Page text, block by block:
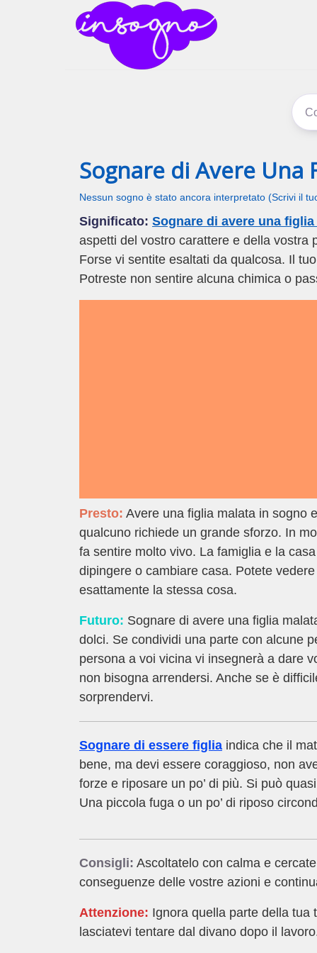
Sognare di Avere Una
Nessun sogno è stato ancora interpretato (Scrivi il
Significato: Sognare di avere una figlia
aspetti del vostro carattere e della vostra
Forse vi sentite esaltati da qualcosa. Il
Potreste non sentire alcuna chimica o
Presto: Avere una figlia malata in sogno
qualcuno richiede un grande sforzo. In
fa sentire molto vivo. La famiglia e la
dipingere o cambiare casa. Potete
esattamente la stessa cosa.
Futuro: Sognare di avere una figlia
dolci. Se condividi una parte con alcune
persona a voi vicina vi insegnerà a dare
non bisogna arrendersi. Anche se è
sorprendervi.
Sognare di essere figlia indica che il
bene, ma devi essere coraggioso, non
forze e riposare un po’ di più. Si può
Una piccola fuga o un po’ di riposo
Consigli: Ascoltatelo con calma e
conseguenze delle vostre azioni e
Attenzione: Ignora quella parte della tua
lasciatevi tentare dal divano dopo il